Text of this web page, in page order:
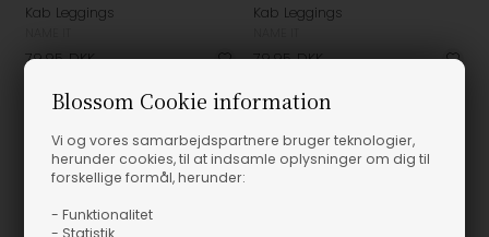
Blossom Cookie information
Vi og vores samarbejdspartnere bruger teknologier,
herunder cookies, til at indsamle oplysninger om dig til
forskellige formål, herunder:
- Funktionalitet
- Statistik
Kab Leggings
79,95 DKK
Kab Leggings
79,95 DKK